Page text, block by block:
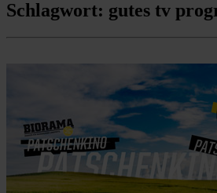
Schlagwort: gutes tv